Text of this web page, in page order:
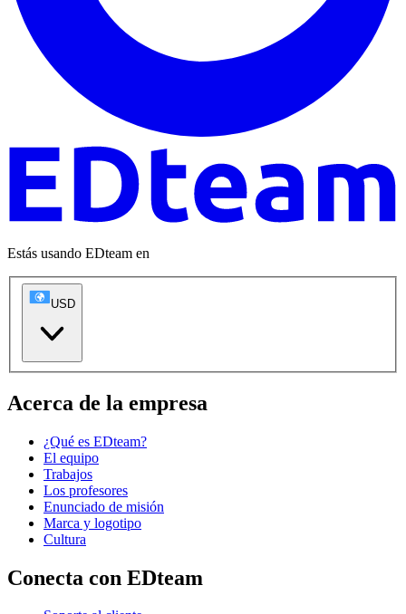
Estás usando EDteam en
USD
Acerca de la empresa
¿Qué es EDteam?
El equipo
Trabajos
Los profesores
Enunciado de misión
Marca y logotipo
Cultura
Conecta con EDteam